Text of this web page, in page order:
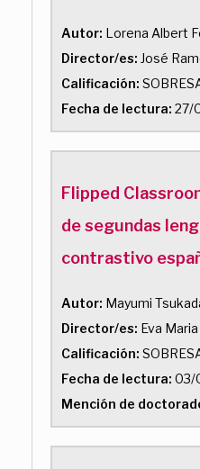
Autor: Lorena Albert
Director/es: José
Calificación:
Fecha de lectura: 27/
Flipped
de segundas
contrastivo
Autor: Mayumi
Director/es: Eva
Calificación:
Fecha de lectura: 03/
Mención de